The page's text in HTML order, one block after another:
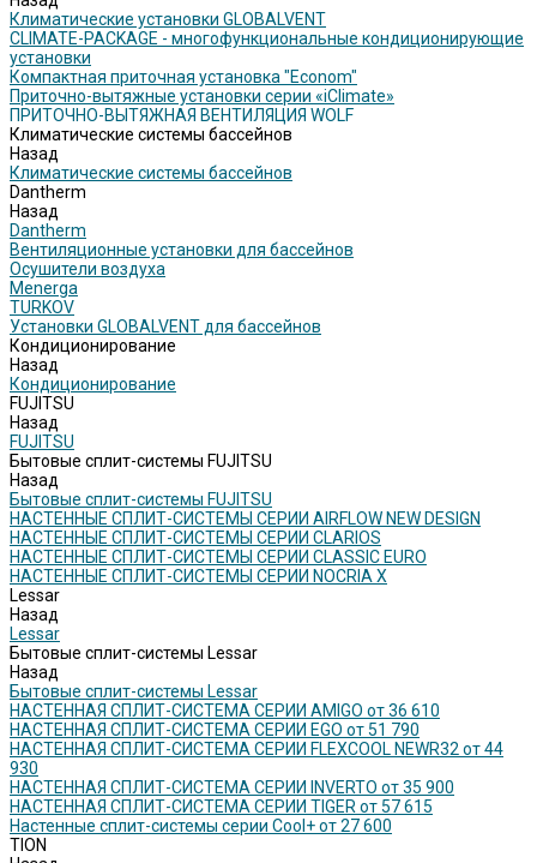
Климатические установки GLOBALVENT
CLIMATE-PACKAGE - многофункциональные кондиционирующие
установки
Компактная приточная установка "Econom"
Приточно-вытяжные установки серии «iClimate»
ПРИТОЧНО-ВЫТЯЖНАЯ ВЕНТИЛЯЦИЯ WOLF
Климатические системы бассейнов
Назад
Климатические системы бассейнов
Dantherm
Назад
Dantherm
Вентиляционные установки для бассейнов
Осушители воздуха
Menerga
TURKOV
Установки GLOBALVENT для бассейнов
Кондиционирование
Назад
Кондиционирование
FUJITSU
Назад
FUJITSU
Бытовые сплит-системы FUJITSU
Назад
Бытовые сплит-системы FUJITSU
НАСТЕННЫЕ СПЛИТ-СИСТЕМЫ СЕРИИ AIRFLOW NEW DESIGN
НАСТЕННЫЕ СПЛИТ-СИСТЕМЫ СЕРИИ CLARIOS
НАСТЕННЫЕ СПЛИТ-СИСТЕМЫ СЕРИИ CLASSIC EURO
НАСТЕННЫЕ СПЛИТ-СИСТЕМЫ СЕРИИ NOCRIA X
Lessar
Назад
Lessar
Бытовые сплит-системы Lessar
Назад
Бытовые сплит-системы Lessar
НАСТЕННАЯ СПЛИТ-СИСТЕМА СЕРИИ AMIGO от 36 610
НАСТЕННАЯ СПЛИТ-СИСТЕМА СЕРИИ EGO от 51 790
НАСТЕННАЯ СПЛИТ-СИСТЕМА СЕРИИ FLEXCOOL NEWR32 от 44
930
НАСТЕННАЯ СПЛИТ-СИСТЕМА СЕРИИ INVERTO от 35 900
НАСТЕННАЯ СПЛИТ-СИСТЕМА СЕРИИ TIGER от 57 615
Настенные сплит-системы серии Cool+ от 27 600
TION